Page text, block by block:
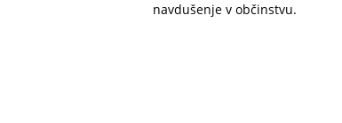
navdušenje v občinstvu.